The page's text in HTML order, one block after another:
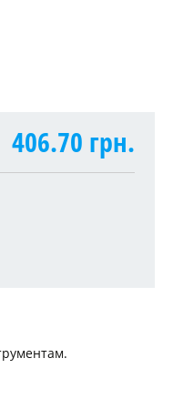
406.70 грн.